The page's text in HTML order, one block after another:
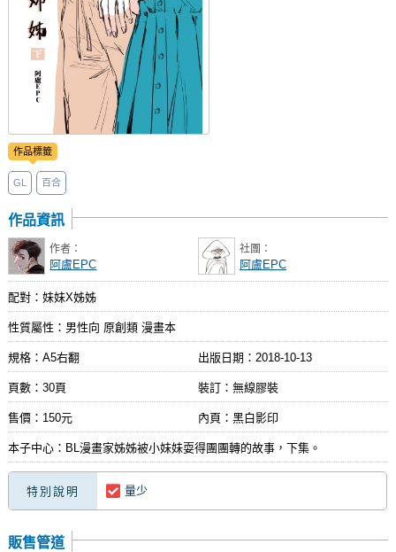
作品標籤
GL 百合
作品資訊
作者：
阿盧EPC
社團：
阿盧EPC
配對：妹妹X姊姊
性質屬性：男性向 原創類 漫畫本
規格：A5右翻 出版日期： 2018-10-13
頁數：30頁 裝訂：無線膠裝
售價：150元 內頁：黑白影印
本子中心：BL漫畫家姊姊被小妹妹耍得團團轉的故事，下集。
特別說明 量少
販售管道